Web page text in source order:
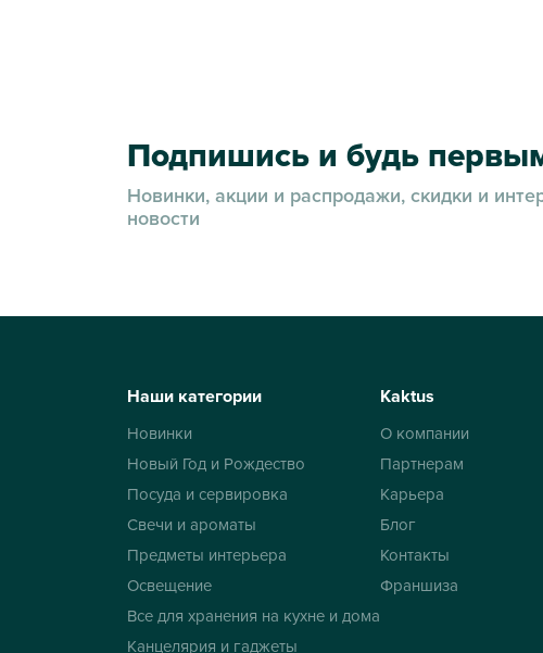
Подпишись и будь
Новинки, акции и распродажи, скидки и
новости
Наши категории
Новинки
Новый Год и Рождество
Посуда и сервировка
Свечи и ароматы
Предметы интерьера
Освещение
Все для хранения на кухне и дома
Канцелярия и гаджеты
Kaktus
О компании
Партнерам
Карьера
Блог
Контакты
Франшиза